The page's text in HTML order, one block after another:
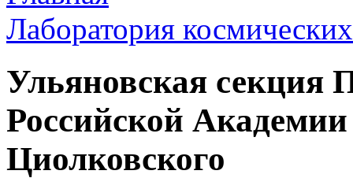
Лаборатория
Ульяновская секция
Российской
Циолковского